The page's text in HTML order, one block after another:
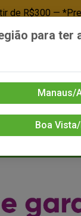
de R$300 —
Já é
para ter
Manaus/
Boa Vista/